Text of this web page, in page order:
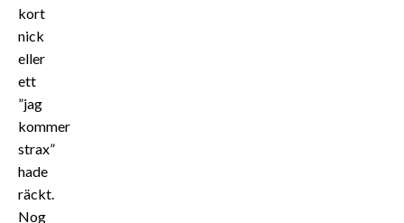
kort
nick
eller
ett
”jag
kommer
strax”
hade
räckt.
Nog